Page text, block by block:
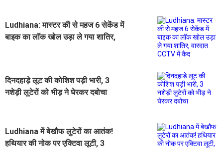
Ludhiana: मास्टर की से महज 6 सेकेंड में
बाइक का लॉक खोल उड़ा ले गया शातिर,
दिनदहाड़े लूट की कोशिश पड़ी भारी, 3
नशेड़ी लुटेरों को भीड़ ने घेरकर दबोचा
Ludhiana में बेखौफ लुटेरों का आतंक!
हथियार की नोक पर एक्टिवा लूटी, 3